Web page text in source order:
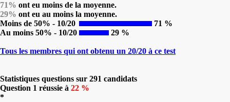
71% ont eu moins de la moyenne.
29% ont eu au moins la moyenne.
Moins de 50% - 10/20
71 %
Au moins 50% - 10/20
29 %
Tous les membres qui ont obtenu un 20/20 à ce test
Statistiques questions sur 291 candidats
Question 1 réussie à 22 %
*